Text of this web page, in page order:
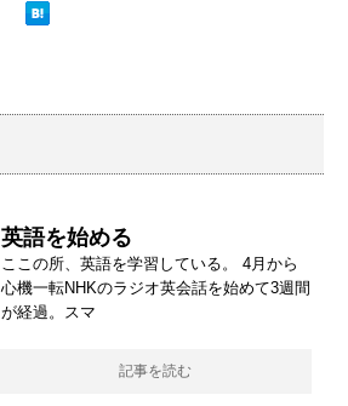
英語を始める
ここの所、英語を学習している。 4月から
心機一転NHKのラジオ英会話を始めて3週間
が経過。スマ
記事を読む